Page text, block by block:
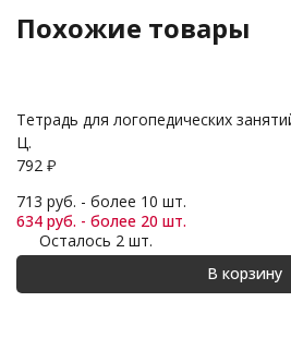
Похожие товары
Тетрадь для логопедических
Ц.
792 ₽
713 руб. - более 10 шт.
634 руб. - более 20 шт.
Осталось 2 шт.
В корзину